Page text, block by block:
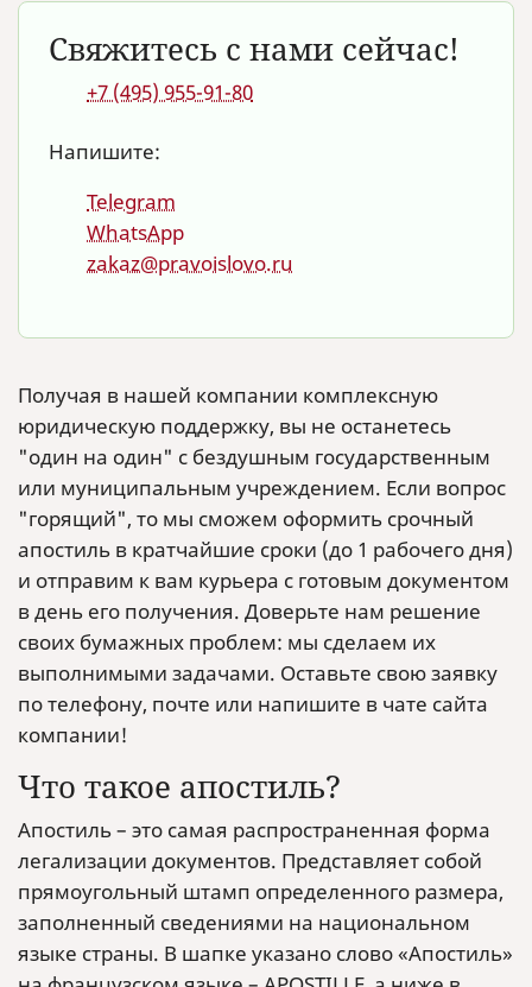
Свяжитесь с нами сейчас!
+7 (495) 955-91-80
Напишите:
Telegram
WhatsApp
zakaz@pravoislovo.ru
Получая в нашей компании комплексную
юридическую поддержку, вы не останетесь
"один на один" с бездушным государственным
или муниципальным учреждением. Если вопрос
"горящий", то мы сможем оформить срочный
апостиль в кратчайшие сроки (до 1 рабочего дня)
и отправим к вам курьера с готовым документом
в день его получения. Доверьте нам решение
своих бумажных проблем: мы сделаем их
выполнимыми задачами. Оставьте свою заявку
по телефону, почте или напишите в чате сайта
компании!
Что такое апостиль?
Апостиль – это самая распространенная форма
легализации документов. Представляет собой
прямоугольный штамп определенного размера,
заполненный сведениями на национальном
языке страны. В шапке указано слово «Апостиль»